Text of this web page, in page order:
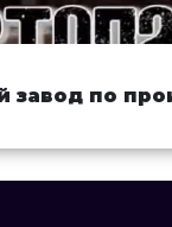
завод по